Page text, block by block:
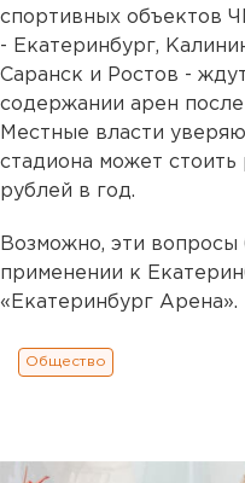
спортивных объектов
- Екатеринбург,
Саранск и Ростов -
содержании арен
Местные власти
стадиона может
рублей в год.
Возможно, эти вопросы
применении к
«Екатеринбург Арена».
Общество